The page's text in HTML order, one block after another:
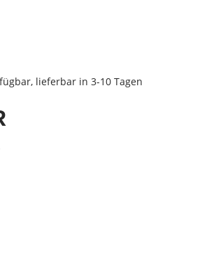
lieferbar in 3-10 Tagen